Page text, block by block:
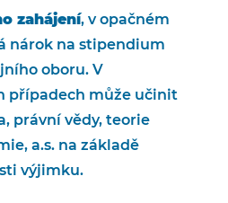
zahájení, v opačném
nárok na stipendium
oboru. V
případech může učinit
právní vědy, teorie
a.s. na základě
výjimku.